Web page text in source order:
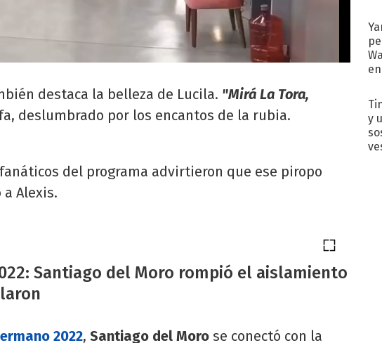
destaca la belleza de Lucila. "Mirá La Tora,
deslumbrado por los encantos de la rubia.
del programa advirtieron que ese piropo
Alexis.
Santiago del Moro rompió el aislamiento
2022, Santiago del Moro se conectó con la
y